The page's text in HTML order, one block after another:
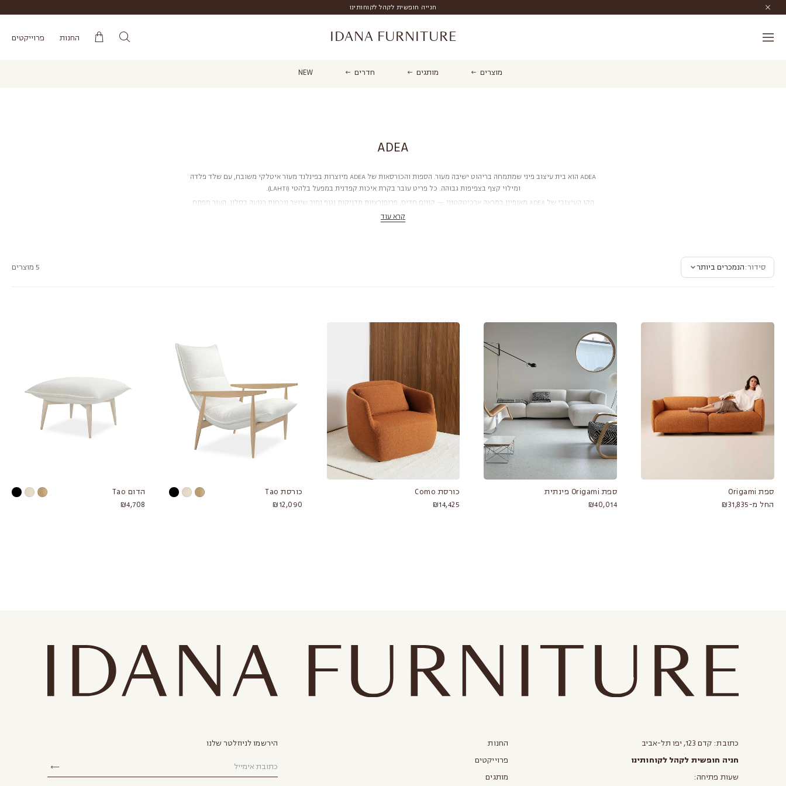
חנייה חופשית לקהל לקוחותינו
IDANA FURNITURE החנות פרוייקטים
מוצרים מותגים חדרים NEW
ADEA
ADEA הוא בית עיצוב פיני שמתמחה בריהוט ישיבה מעור. הספות והכורסאות של ADEA מיוצרות בפינלנד מעור איטלקי משובח, עם שלד פלדה
ומילוי קצף בצפיפות גבוהה. כל פריט עובר בקרת איכות קפדנית במפעל בלהטי (LAHTI).
הקו העיצובי של ADEA מאופיין במראה ארכיטקטוני — קווים חדים, פרופורציות מדויקות וגוף נמוך שיוצר נוכחות רגועה בסלון. העור מפתח
פטינה טבעית שמשתבחת עם השנים.
קרא עוד
סידור:הנמכרים ביותר 5 מוצרים
ספת Origami
החל מ-₪31,835
ספת Origami פינתית
₪40,014
כורסת Como
₪14,425
כורסת Tao
₪12,090
הדום Tao
₪4,708
כתובת: קדם 123, יפו תל-אביב
חניה חופשית לקהל לקוחותינו
שעות פתיחה:
החנות
פרוייקטים
מותגים
הירשמו לניוזלטר שלנו